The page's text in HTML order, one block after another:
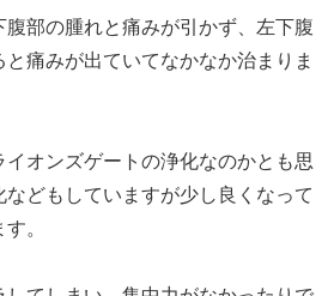
部の腫れと痛みが引かず、左下腹
痛みが出ていてなかなか治まりま
オンズゲートの浄化なのかとも思
どもしていますが少し良くなって
。